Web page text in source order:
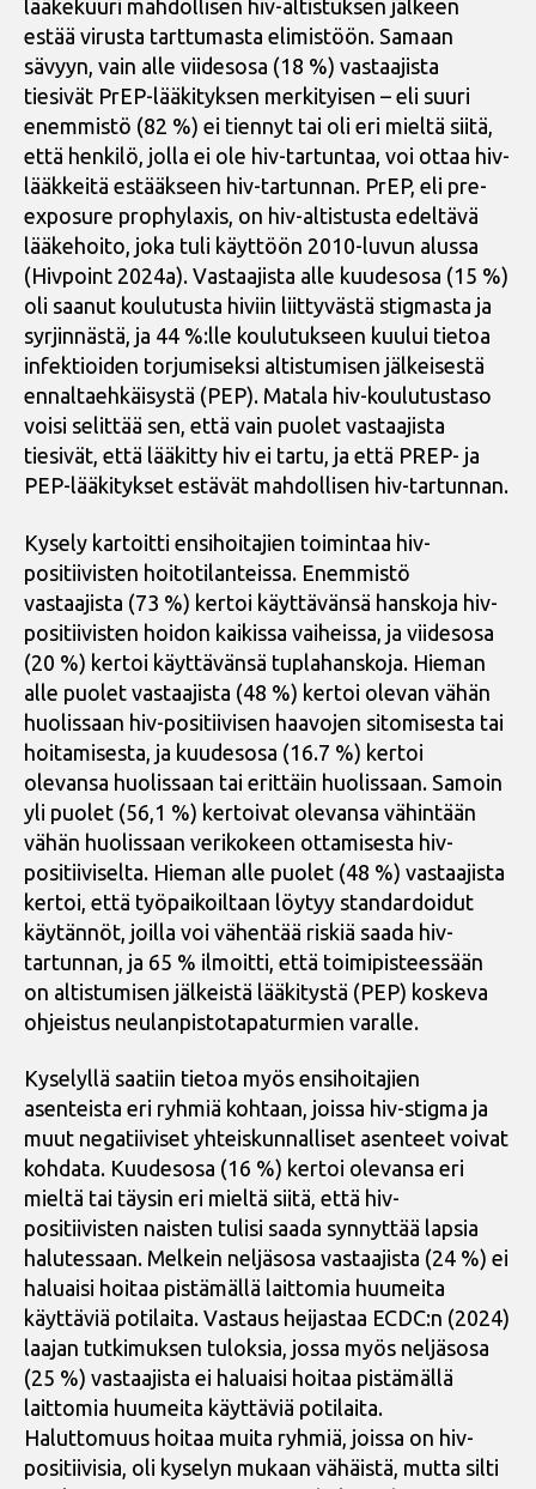
lääkekuuri mahdollisen hiv-altistuksen jälkeen
estää virusta tarttumasta elimistöön. Samaan
sävyyn, vain alle viidesosa (18 %) vastaajista
tiesivät PrEP-lääkityksen merkityisen – eli suuri
enemmistö (82 %) ei tiennyt tai oli eri mieltä siitä,
että henkilö, jolla ei ole hiv-tartuntaa, voi ottaa hiv-
lääkkeitä estääkseen hiv-tartunnan. PrEP, eli pre-
exposure prophylaxis, on hiv-altistusta edeltävä
lääkehoito, joka tuli käyttöön 2010-luvun alussa
(Hivpoint 2024a). Vastaajista alle kuudesosa (15 %)
oli saanut koulutusta hiviin liittyvästä stigmasta ja
syrjinnästä, ja 44 %:lle koulutukseen kuului tietoa
infektioiden torjumiseksi altistumisen jälkeisestä
ennaltaehkäisystä (PEP). Matala hiv-koulutustaso
voisi selittää sen, että vain puolet vastaajista
tiesivät, että lääkitty hiv ei tartu, ja että PREP- ja
PEP-lääkitykset estävät mahdollisen hiv-tartunnan.
Kysely kartoitti ensihoitajien toimintaa hiv-
positiivisten hoitotilanteissa. Enemmistö
vastaajista (73 %) kertoi käyttävänsä hanskoja hiv-
positiivisten hoidon kaikissa vaiheissa, ja viidesosa
(20 %) kertoi käyttävänsä tuplahanskoja. Hieman
alle puolet vastaajista (48 %) kertoi olevan vähän
huolissaan hiv-positiivisen haavojen sitomisesta tai
hoitamisesta, ja kuudesosa (16.7 %) kertoi
olevansa huolissaan tai erittäin huolissaan. Samoin
yli puolet (56,1 %) kertoivat olevansa vähintään
vähän huolissaan verikokeen ottamisesta hiv-
positiiviselta. Hieman alle puolet (48 %) vastaajista
kertoi, että työpaikoiltaan löytyy standardoidut
käytännöt, joilla voi vähentää riskiä saada hiv-
tartunnan, ja 65 % ilmoitti, että toimipisteessään
on altistumisen jälkeistä lääkitystä (PEP) koskeva
ohjeistus neulanpistotapaturmien varalle.
Kyselyllä saatiin tietoa myös ensihoitajien
asenteista eri ryhmiä kohtaan, joissa hiv-stigma ja
muut negatiiviset yhteiskunnalliset asenteet voivat
kohdata. Kuudesosa (16 %) kertoi olevansa eri
mieltä tai täysin eri mieltä siitä, että hiv-
positiivisten naisten tulisi saada synnyttää lapsia
halutessaan. Melkein neljäsosa vastaajista (24 %) ei
haluaisi hoitaa pistämällä laittomia huumeita
käyttäviä potilaita. Vastaus heijastaa ECDC:n (2024)
laajan tutkimuksen tuloksia, jossa myös neljäsosa
(25 %) vastaajista ei haluaisi hoitaa pistämällä
laittomia huumeita käyttäviä potilaita.
Haluttomuus hoitaa muita ryhmiä, joissa on hiv-
positiivisia, oli kyselyn mukaan vähäistä, mutta silti